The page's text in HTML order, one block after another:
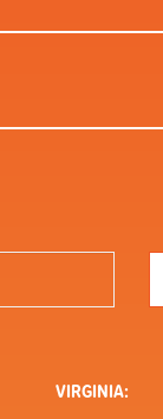
VIRGINIA: